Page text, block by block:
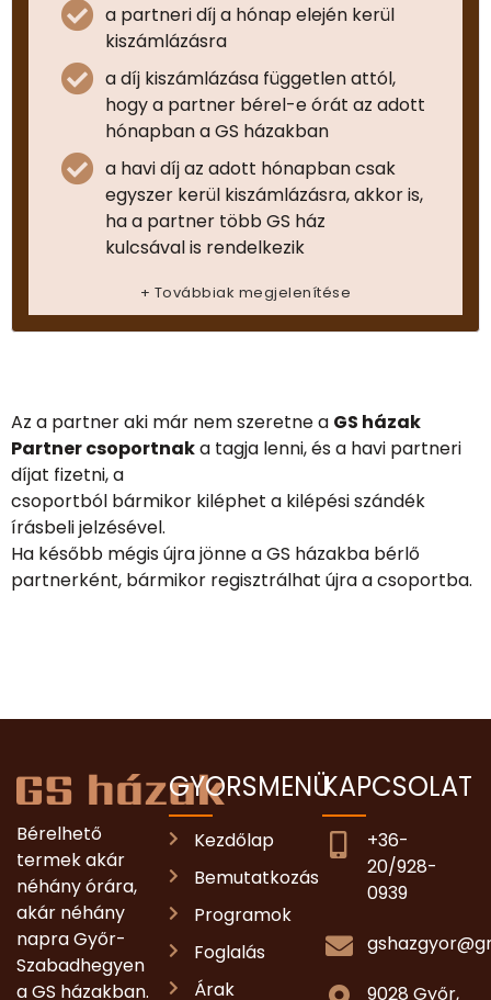
a partneri díj a hónap elején kerül
kiszámlázásra
a díj kiszámlázása független attól,
hogy a partner bérel-e órát az adott
hónapban a GS házakban
a havi díj az adott hónapban csak
egyszer kerül kiszámlázásra, akkor is,
ha a partner több GS ház
kulcsával is rendelkezik
+ Továbbiak megjelenítése
Az a partner aki már nem szeretne a GS házak
Partner csoportnaka tagja lenni, és a havi partneri
díjat fizetni, a
csoportból bármikor kiléphet a kilépési szándék
írásbeli jelzésével.
Ha később mégis újra jönne a GS házakba bérlő
partnerként, bármikor regisztrálhat újra a csoportba.
Bérelhető
termek akár
néhány órára,
akár néhány
napra Győr-
Szabadhegyen
a GS házakban.
GYORSMENÜ
Kezdőlap
Bemutatkozás
Programok
Foglalás
Árak
KAPCSOLAT
+36-
20/928-
0939
9028 Győr,